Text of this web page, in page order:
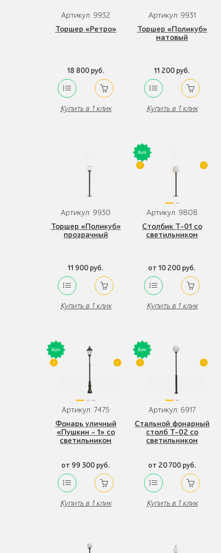
Артикул: 9932
Торшер «Ретро»
18 800 руб.
Купить в 1 клик
Артикул: 9931
Торшер «Поликуб»
матовый
11 200 руб.
Купить в 1 клик
Артикул: 9930
Торшер «Поликуб»
прозрачный
11 900 руб.
Купить в 1 клик
Артикул: 9808
Столбик Т-01 со
светильником
от 10 200 руб.
Купить в 1 клик
Артикул: 7475
Фонарь уличный
«Пушкин - 1» со
светильником
от 99 300 руб.
Купить в 1 клик
Артикул: 6917
Стальной фонарный
столб Т-02 со
светильником
от 20 700 руб.
Купить в 1 клик